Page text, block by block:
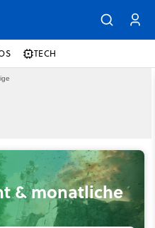
TECH
& monatliche